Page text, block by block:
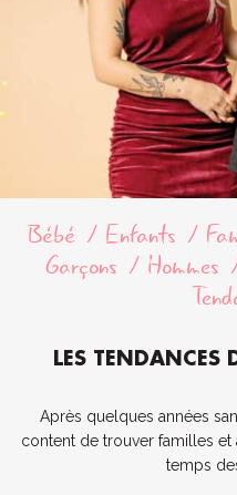
Bébé Enfants
Garçons
Hommes
LES TENDANCES
Après quelques années
content de trouver familles
temps